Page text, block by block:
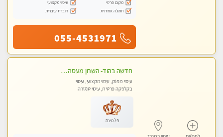
מקום פרטי
עיסוי מקצועי
תמונה אמיתית
דוברת עיברית
055-4531971
חדשה בהוד- השרון מעסה איכותית ומקצועית
עיסוי מפנק, עיסוי מקצועי, עיסוי
בקלניקה פרטית, עיסוי טנטרה
פלטינה